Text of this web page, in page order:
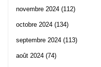
novembre 2024 (112)
octobre 2024 (134)
septembre 2024 (113)
août 2024 (74)